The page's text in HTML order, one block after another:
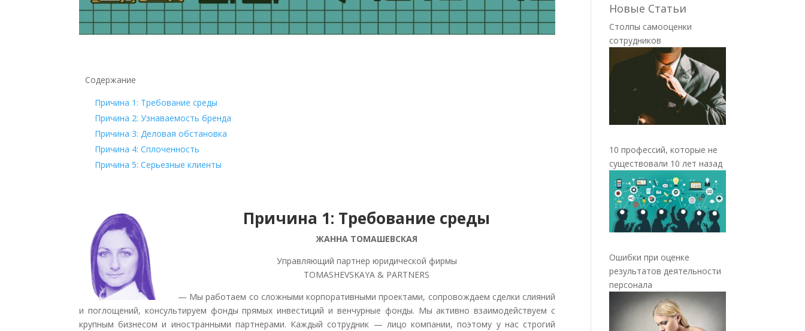
Содержание
Причина 1: Требование среды
Причина 2: Узнаваемость бренда
Причина 3: Деловая обстановка
Причина 4: Сплоченность
Причина 5: Серьезные клиенты
Причина 1: Требование среды
ЖАННА ТОМАШЕВСКАЯ
Управляющий партнер юридической фирмы
TOMASHEVSKAYA & PARTNERS
— Мы работаем со сложными корпоративными проектами, сопровождаем сделки слияний
и поглощений, консультируем фонды прямых инвестиций и венчурные фонды. Мы активно взаимодействуем с
крупным бизнесом и иностранными партнерами. Каждый сотрудник — лицо компании, поэтому у нас строгий
Новые Статьи
Столпы самооценки
сотрудников
10 профессий, которые не
существовали 10 лет назад
Ошибки при оценке
результатов деятельности
персонала